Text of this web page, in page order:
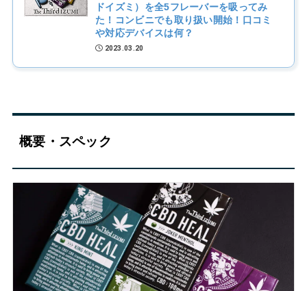
ドイズミ）を全5フレーバーを吸ってみ
た！コンビニでも取り扱い開始！口コミ
や対応デバイスは何？
2023.03.20
概要・スペック